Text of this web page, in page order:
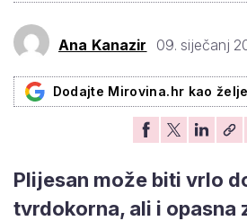
Ana Kanazir 09. siječanj
Dodajte Mirovina.hr kao
Plijesan može biti vrlo
tvrdokorna, ali i opasna